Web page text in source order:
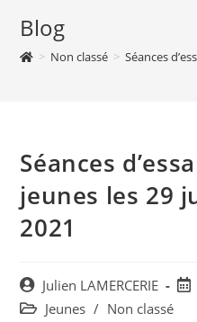
Blog
> Non classé > Séances
Séances
jeunes les 29
2021
Post
author:
Julien LAMERCERIE
Post Jeunes / Non classé